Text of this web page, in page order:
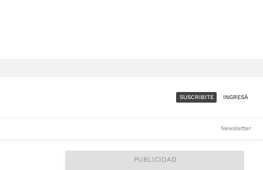
ACCESO FULL - $1.800/MES
SUSCRIBITE INGRESÁ
Newsletter